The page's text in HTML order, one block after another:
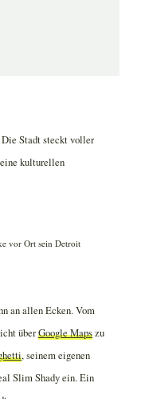
Stadt steckt voller
kulturellen
vor Ort sein Detroit
an allen Ecken. Vom
überGoogle Mapszu
, seinem eigenen
Slim Shady ein. Ein